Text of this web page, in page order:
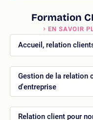
Formation
EN SAVOIR
Accueil, relation
Gestion de la relation
d'entreprise
Relation client pour